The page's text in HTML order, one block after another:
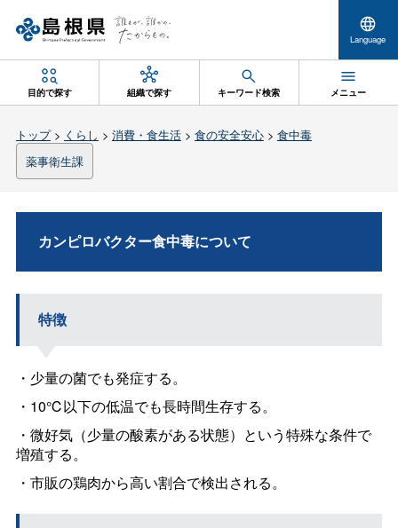
Language
目的で探す 組織で探す キーワード検索 メニュー
トップ> くらし > 消費・食生活> 食の安全安心> 食中毒
薬事衛生課
カンピロバクター食中毒について
特徴
・少量の菌でも発症する。
・10℃以下の低温でも長時間生存する。
・微好気（少量の酸素がある状態）という特殊な条件で
増殖する。
・市販の鶏肉から高い割合で検出される。